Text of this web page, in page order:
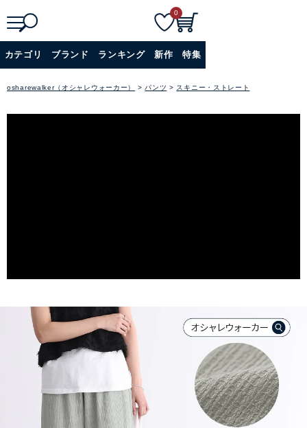
詳細検索
0
カテゴリ ブランド ランキング 新作 特集
osharewalker（オシャレウォーカー） パンツ スキニー・ストレート